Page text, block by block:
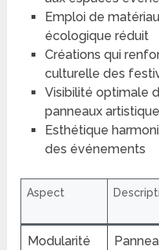
Emploi de
écologique réduit
Créations qui
culturelle des
Visibilité optimale
panneaux
Esthétique
des événements
Aspect
Modularité